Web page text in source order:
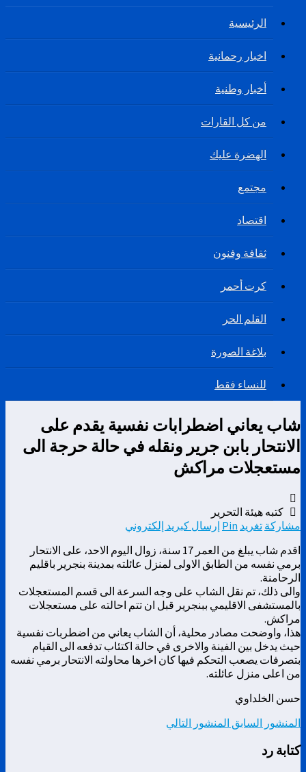
الرئيسية
اخبار رحمانية
أخبار وطنية
من كل القارات
الهضرة عليك
مجتمع
اقتصاد
ثقافة وفنون
كرت أحمر
القلم الحر
بلاغة الصورة
للنساء فقط
شاب يعاني اضطرابات نفسية يقدم على
الانتحار بابن جرير ونقله في حالة حرجة الى
مستعجلات مراكش
كتبه هيئة التحرير
مشاركة تغريد Pin إرسال كبريد إلكتروني
اقدم شاب يبلغ من العمر 17 سنة، زوال اليوم الاحد، على الانتحار
برمي نفسه من الطابق الاولى لمنزل عائلته بمدينة بنجرير باقليم
الرحامنة.
والى ذلك، تم نقل الشاب على وجه السرعة الى قسم المستعجلات
بالمستشفى الاقليمي ببنجرير قبل ان تتم احالته على مستعجلات
مراكش.
هذا، واوضحت مصادر محلية، أن الشاب يعاني من اضطربات نفسية
حيث يدخل بين الفينة والاخرى في حالة اكتئاب تدفعه الى القيام
بتصرفات يصعب التحكم فيها كان اخرها محاولته الانتحار برمي نفسه
من اعلى منزل عائلته.
حسن الخلداوي
المنشور السابق المنشور التالي
كتابة رد